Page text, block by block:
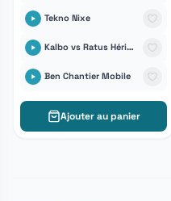
Tekno Nixe
Kalbo vs Ratus Hérisound6tem
Ben Chantier Mobile
Ajouter au panier